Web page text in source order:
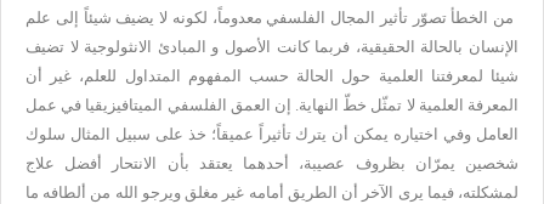
من الخطأ تصوّر تأثير المجال الفلسفي معدوماً، لكونه لا يضيف شيئاً إلى علم
الإنسان بالحالة الحقيقية، فربما كانت الأصول و المبادئ الانثولوجية لا تضيف
شيئا لمعرفتنا العلمية حول الحالة حسب المفهوم المتداول للعلم، غير أن
المعرفة العلمية لا تمثّل خطّ النهاية. إن العمق الفلسفي الميتافيزيقيا في عمل
العامل وفي اختياره يمكن أن يترك تأثيراً عميقاً؛ خذ على سبيل المثال سلوك
شخصين يمرّان بظروف عصيبة، أحدهما يعتقد بأن الانتحار أفضل علاج
لمشكلته، فيما يرى الآخر أن الطريق أمامه غير مغلق ويرجو الله من ألطافه ما